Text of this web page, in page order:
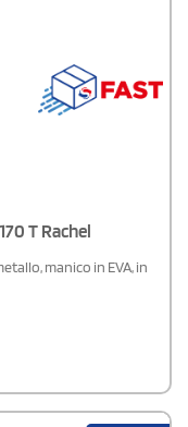
T Rachel
manico in EVA, in